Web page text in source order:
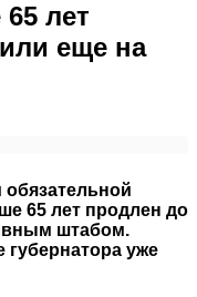
лет
еще на
65 лет продлен до
штабом.
уже